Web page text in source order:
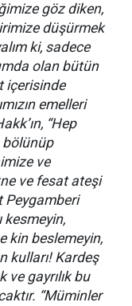
göz diken,
düşürmek
ki, sadece
olan bütün
içerisinde
emelleri
“Hep
bölünüp
ve
ve fesat ateşi
Peygamberi
kesmeyin,
kin beslemeyin,
kulları! Kardeş
ve gayrılık bu
“Müminler